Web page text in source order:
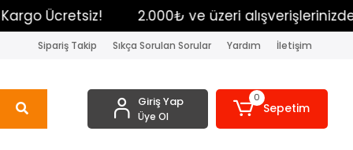
Ücretsiz! 2.000₺ ve üzeri alışverişlerinizde
Sipariş Takip Sıkça Sorulan Sorular Yardım İletişim
Giriş Yap
Üye Ol
0
Sepetim